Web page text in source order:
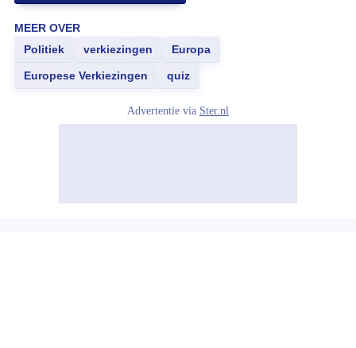
MEER OVER
Politiek
verkiezingen Europa
Europese Verkiezingen quiz
Advertentie via Ster.nl